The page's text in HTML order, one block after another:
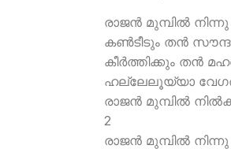
രാജന്‍ മുമ്പില്‍ നിന്നു
കണ്‍ടീടും തന്‍
കീര്‍ത്തിക്കും തന്‍
ഹല്ലേലൂയ്യാ
രാജന്‍ മുമ്പില്‍
2
രാജന്‍ മുമ്പില്‍ നിന്നു